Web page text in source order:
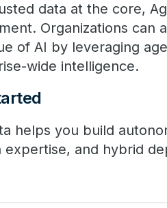
data at the core,
Organizations can
of AI by leveraging
wide intelligence.
helps you build
expertise, and hybrid